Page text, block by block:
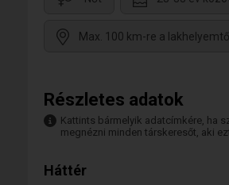
Max. 100 km-re a lakhelyemtől
Részletes adatok
Kattints bármelyik adatcímkére, ha
megnézni minden társkeresőt, aki
Háttér